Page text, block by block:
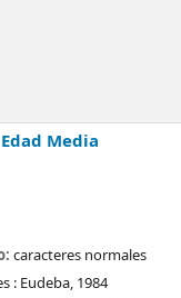
Media
caracteres normales
: Eudeba, 1984